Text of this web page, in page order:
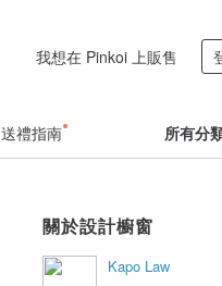
我想在 Pinkoi 上販售
送禮指南 所有分
關於設計櫥窗
Kapo Law